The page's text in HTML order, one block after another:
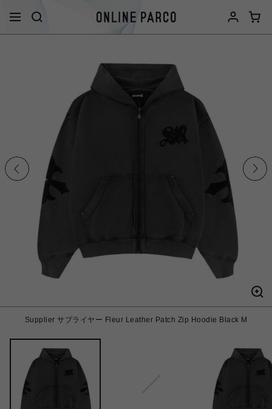
Supplier サプライヤー Fleur Leather Patch Zip Hoodie Black M